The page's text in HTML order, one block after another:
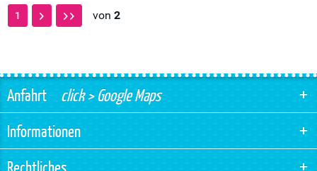
1 von 2
Anfahrtclick > Google Maps
Informationen
Rechtliches